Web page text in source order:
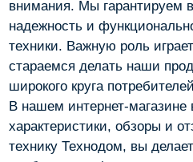
внимания. Мы гарантируем
надежность и
техники. Важную роль
стараемся делать наши
широкого круга
В нашем интернет-
характеристики, обзоры и
технику Технодом, вы